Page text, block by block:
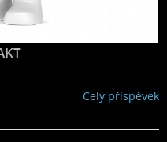
Celý příspěvek